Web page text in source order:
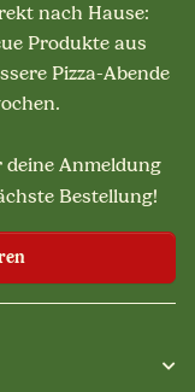
nach Hause:
Produkte aus
Pizza-Abende
Anmeldung
Bestellung!